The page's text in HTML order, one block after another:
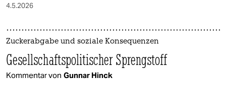
4.5.2026
Zuckerabgabe und soziale Konsequenzen
Gesellschaftspolitischer Sprengstoff
Kommentar von Gunnar Hinck